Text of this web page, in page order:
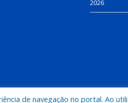
2026
de navegação no portal. Ao